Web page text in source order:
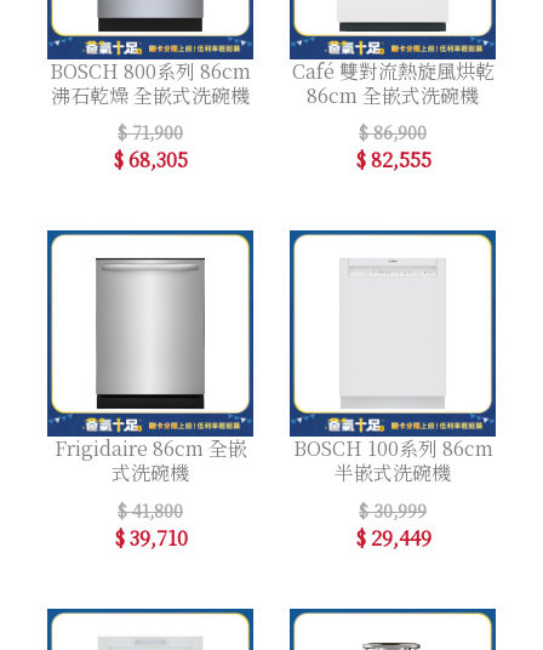
BOSCH 800系列 86cm
沸石乾燥 全嵌式洗碗機
$ 71,900
$ 68,305
Café 雙對流熱旋風烘乾
86cm 全嵌式洗碗機
$ 86,900
$ 82,555
Frigidaire 86cm 全嵌
式洗碗機
$ 41,800
$ 39,710
BOSCH 100系列 86cm
半嵌式洗碗機
$ 30,999
$ 29,449